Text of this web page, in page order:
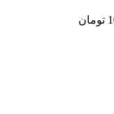
تومان